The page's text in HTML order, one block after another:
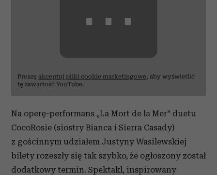
⋯
Proszę akceptuj pliki cookie marketingowe, aby wyświetlić
tę zawartość YouTube.
Na operę-performans „La Mort de la Mer” duetu
CocoRosie (siostry Bianca i Sierra Casady)
z gościnnym udziałem Justyny Wasilewskiej
bilety rozeszły się tak szybko, że ogłoszony został
dodatkowy termin. Spektakl, inspirowany